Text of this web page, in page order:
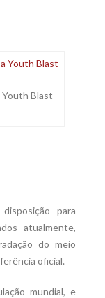
Blast
para
atualmente,
do meio
oficial.
mundial, e